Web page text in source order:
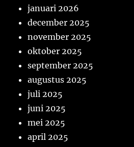
januari 2026
december 2025
november 2025
oktober 2025
september 2025
augustus 2025
juli 2025
juni 2025
mei 2025
april 2025